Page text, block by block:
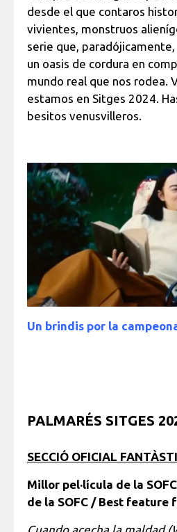
desde el que contaros
vivientes, monstruos
serie que,
un oasis de cordura en
mundo real que nos rodea.
estamos en Sitges 2024.
besitos venusvilleros.
Un brindis por la
PALMARÉS SITGES
SECCIÓ OFICIAL
Millor pel·lícula de la
de la SOFC / Best feature